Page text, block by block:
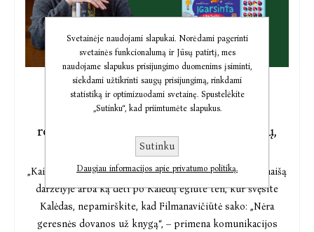
2024-12-06
D. Filmanavičiūtės knygų vaikams
rekomendacijos: net penkiolika knygų,
tapsiančių puikia dovana
„Kai ateis laikais apsispręsti, ką dėti į Kalėdų Senelio maišą
darželyje arba ką dėti po Kalėdų eglute ten, kur švęsite
Kalėdas, nepamirškite, kad Filmanavičiūtė sako: „Nėra
geresnės dovanos už knygą“, – primena komunikacijos
Svetainėje naudojami slapukai. Norėdami pagerinti
svetainės funkcionalumą ir Jūsų patirtį, mes
naudojame slapukus prisijungimo duomenims įsiminti,
siekdami užtikrinti saugų prisijungimą, rinkdami
statistiką ir optimizuodami svetainę. Spustelėkite
„Sutinku“, kad priimtumėte slapukus.
Sutinku
Daugiau informacijos apie privatumo politiką.